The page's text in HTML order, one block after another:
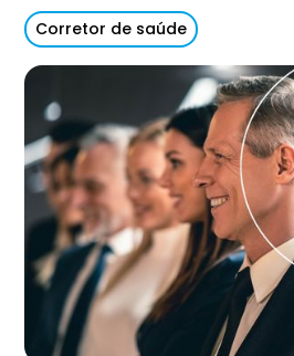
Corretor de saúde